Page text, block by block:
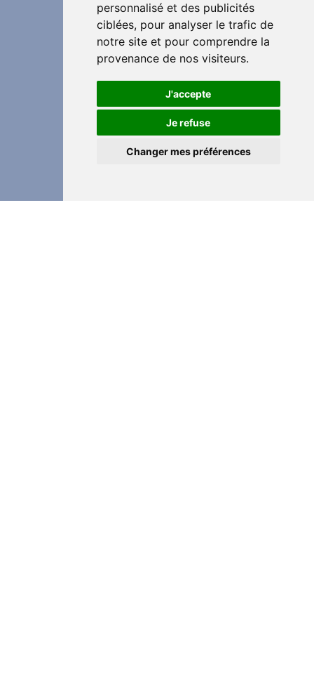
personnalisé et des publicités
ciblées, pour analyser le trafic de
notre site et pour comprendre la
provenance de nos visiteurs.
J'accepte
Je refuse
Changer mes préférences